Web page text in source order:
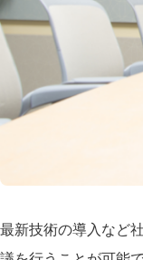
最新技術の導入など